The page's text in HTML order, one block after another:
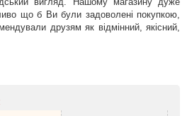
вигляд. Нашому магазину дуже
що б Ви були задоволені покупкою,
друзям як відмінний, якісний,